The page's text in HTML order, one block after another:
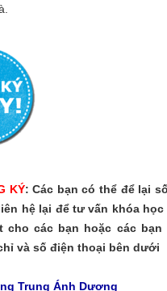
KÝ:Các bạn có thể để lại
hệ lại để tư vấn khóa
cho các bạn hoặc các
và số điện thoại bên dưới
Trung Ánh Dương